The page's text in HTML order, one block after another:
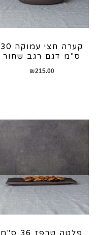
קערה חצי עמוקה 30
ס"מ דגם רגב שחור
₪215.00
פלטה טרפז 36 ס"מ